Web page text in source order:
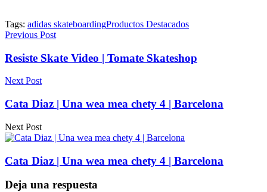
Tags: adidas skateboardingProductos Destacados
Previous Post
Resiste Skate Video | Tomate Skateshop
Next Post
Cata Diaz | Una wea mea chety 4 | Barcelona
Next Post
Cata Diaz | Una wea mea chety 4 | Barcelona
Deja una respuesta